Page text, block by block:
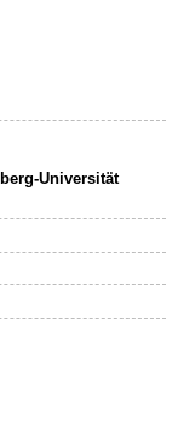
Universität